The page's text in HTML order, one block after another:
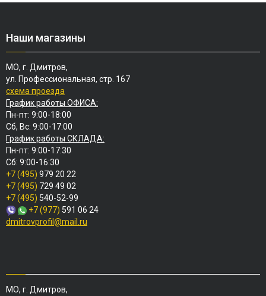
Наши магазины
МО, г. Дмитров,
ул. Профессиональная, стр. 167
схема проезда
График работы ОФИСА:
Пн-пт: 9:00-18:00
Сб, Вс: 9:00-17:00
График работы СКЛАДА:
Пн-пт: 9:00-17:30
Сб: 9:00-16:30
+7 (495) 979 20 22
+7 (495) 729 49 02
+7 (495) 540-52-99
+7 (977) 591 06 24
dmitrovprofil@mail.ru
МО, г. Дмитров,